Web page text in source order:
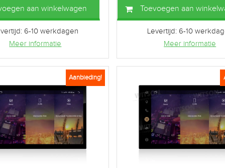
aan winkelwagen
6-10 werkdagen
Meer informatie
Toevoegen aan
Levertijd: 6-10
Meer informatie
Aanbieding!